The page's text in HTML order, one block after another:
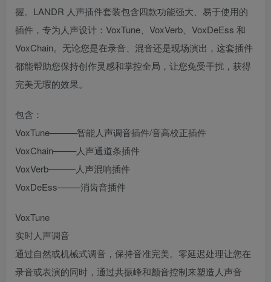
握。LANDR 人声插件套装包含四款功能强大、易于使用的
插件，专为人声设计：VoxTune、VoxVerb、VoxDeEss 和
VoxChain。无论您是在录音、混音还是现场演出，这套插件
都能帮助您保持创作灵感和掌控全局，让您免受干扰，获得
完美无瑕的效果。
包含：
VoxTune———智能人声调音插件/音高校正插件
VoxChain——–人声通道条插件
VoxVerb———人声混响插件
VoxDeEss——–消齿音插件
VoxTune
实时人声调音
通过自然或机械式调音，保持音准完美。零延迟处理让您在
录音或表演的同时，通过共振峰和颤音控制来塑造人声音